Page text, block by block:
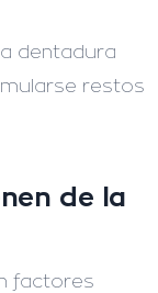
dentadura
restos
de la
factores